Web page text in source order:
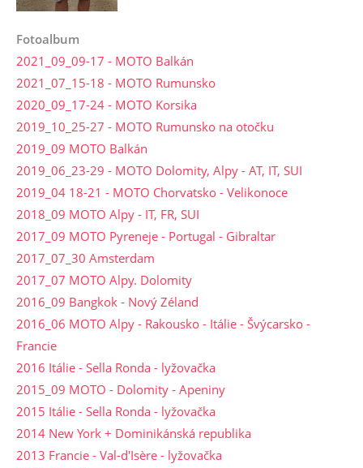
Fotoalbum
2021_09_09-17 - MOTO Balkán
2021_07_15-18 - MOTO Rumunsko
2020_09_17-24 - MOTO Korsika
2019_10_25-27 - MOTO Rumunsko na otočku
2019_09 MOTO Balkán
2019_06_23-29 - MOTO Dolomity, Alpy - AT, IT, SUI
2019_04 18-21 - MOTO Chorvatsko - Velikonoce
2018_09 MOTO Alpy - IT, FR, SUI
2017_09 MOTO Pyreneje - Portugal - Gibraltar
2017_07_30 Amsterdam
2017_07 MOTO Alpy. Dolomity
2016_09 Bangkok - Nový Zéland
2016_06 MOTO Alpy - Rakousko - Itálie - Švýcarsko -
Francie
2016 Itálie - Sella Ronda - lyžovačka
2015_09 MOTO - Dolomity - Apeniny
2015 Itálie - Sella Ronda - lyžovačka
2014 New York + Dominikánská republika
2013 Francie - Val-d'Isère - lyžovačka